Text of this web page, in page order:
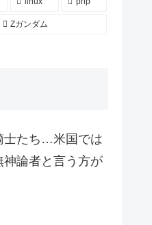
Zガンダム
士たち…米国では
神論者と言う方が